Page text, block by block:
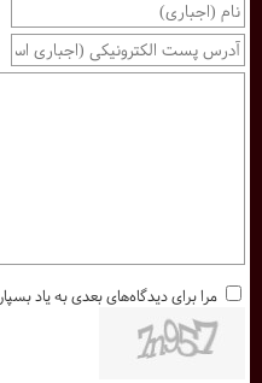
مرا برای دیدگاه‌های بعدی به یاد بسپار